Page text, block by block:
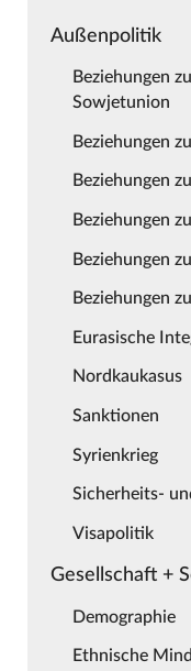
Außenpolitik
Beziehungen
Sowjetunion
Beziehungen
Beziehungen
Beziehungen
Beziehungen
Beziehungen
Eurasische
Nordkaukasus
Sanktionen
Syrienkrieg
Sicherheits-
Visapolitik
Gesellschaft +
Demographie
Ethnische